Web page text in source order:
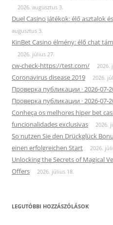
2026. augusztus 3.
Duel Casino játékok: élő asztalok
augusztus 3.
KinBet Casino élmény: élő chat
2026. július 27.
cw-check-https://test.com/ 2026.
Coronavirus disease 2019 2026.
Проверка публикации · 2026-07-
Проверка публикации · 2026-07-
Conheça os melhores hiper bet
funcionalidades exclusivas
2026.
So nutzen Sie den Drückglück
einen erfolgreichen Start
2026.
Unlocking the Secrets of Magical
Offers
2026. július 18.
LEGUTÓBBI HOZZÁSZÓLÁSOK